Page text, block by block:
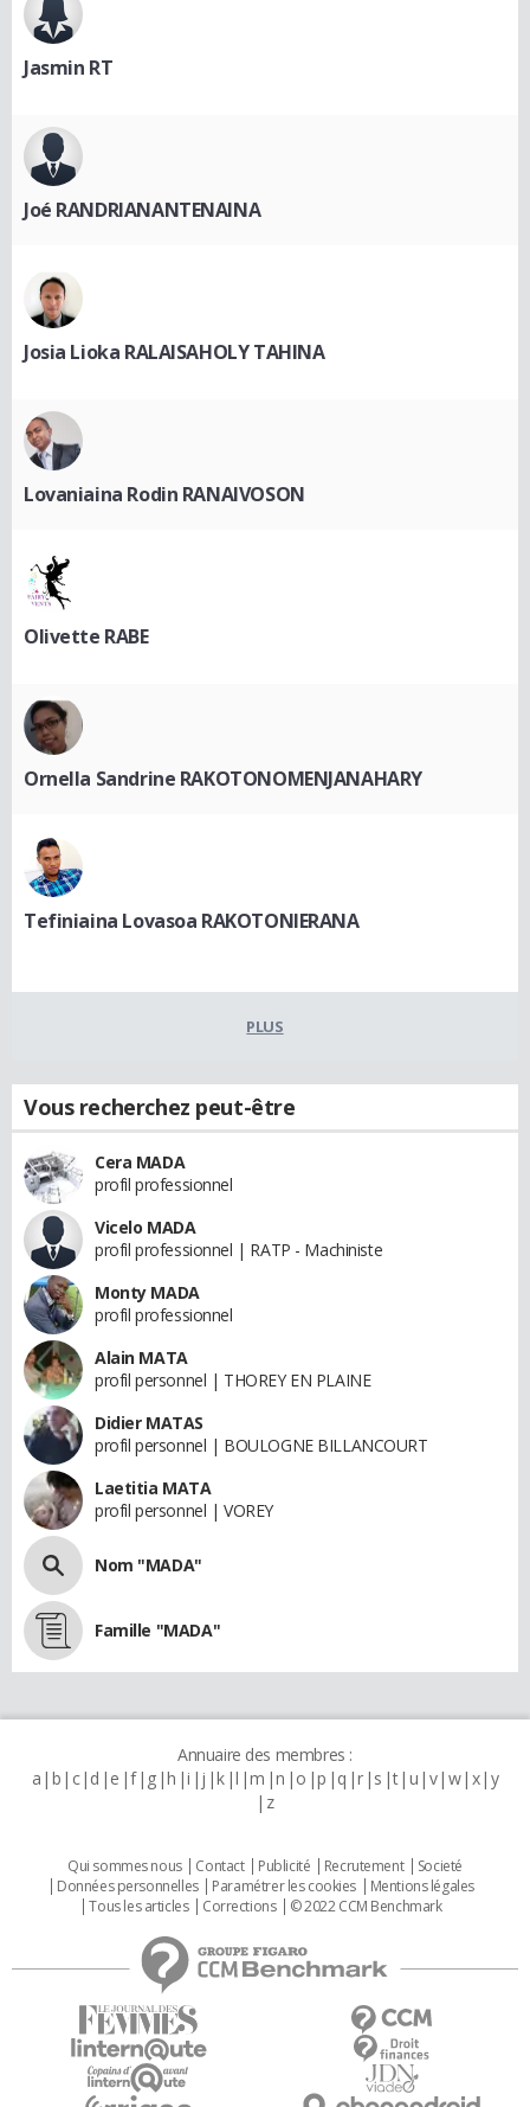
Jasmin RT
Joé RANDRIANANTENAINA
Josia Lioka RALAISAHOLY TAHINA
Lovaniaina Rodin RANAIVOSON
Olivette RABE
Ornella Sandrine RAKOTONOMENJANAHARY
Tefiniaina Lovasoa RAKOTONIERANA
PLUS
Vous recherchez peut-être
Cera MADA
profil professionnel
Vicelo MADA
profil professionnel | RATP - Machiniste
Monty MADA
profil professionnel
Alain MATA
profil personnel | THOREY EN PLAINE
Didier MATAS
profil personnel | BOULOGNE BILLANCOURT
Laetitia MATA
profil personnel | VOREY
Nom "MADA"
Famille "MADA"
Annuaire des membres :
a b c d e f g h i j k l m n o p q r s t u v w x y
z
Qui sommes nous Contact Publicité Recrutement
Societé
Données personnelles
Paramétrer les cookies
Mentions légales
Tous les articles
Corrections © 2022 CCM Benchmark